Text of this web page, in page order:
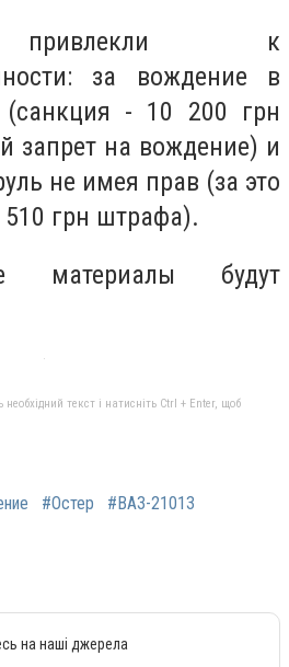
привлекли к
за вождение в
(санкция - 10 200 грн
запрет на вождение) и
не имея прав (за это
грн штрафа).
материалы будут
текст і натисніть Ctrl + Enter, щоб
#Остер #ВАЗ-21013
на наші джерела